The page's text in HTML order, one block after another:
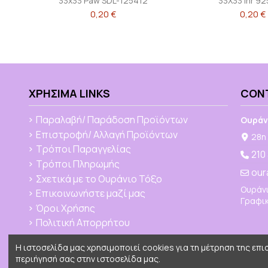
0,20 €
0,20 €
ΧΡΉΣΙΜΑ LINKS
Παραλαβή/ Παράδοση Προϊόντων
Επιστροφή/ Αλλαγή Προϊόντων
Τρόποι Παραγγελίας
Τρόποι Πληρωμής
Σχετικά με το Ουράνιο Τόξο
Επικοινωνήστε μαζί μας
Όροι Χρήσης
Πολιτική Απορρήτου
28η
Η ιστοσελίδα μας χρησιμοποιεί cookies για τη μέτρηση της
περιήγησή σας στην ιστοσελίδα μας.